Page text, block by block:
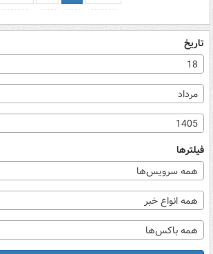
تاریخ
18
مرداد
1405
فیلترها
همه سرویس‌ها
همه انواع خبر
همه باکس‌ها